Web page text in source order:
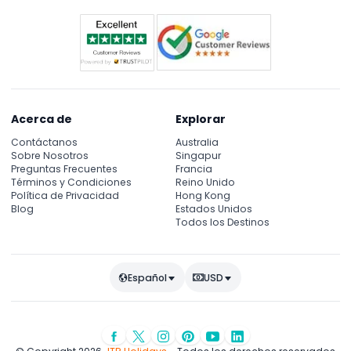
Acerca de
Contáctanos
Sobre Nosotros
Preguntas Frecuentes
Términos y Condiciones
Política de Privacidad
Blog
Explorar
Australia
Singapur
Francia
Reino Unido
Hong Kong
Estados Unidos
Todos los Destinos
Español USD